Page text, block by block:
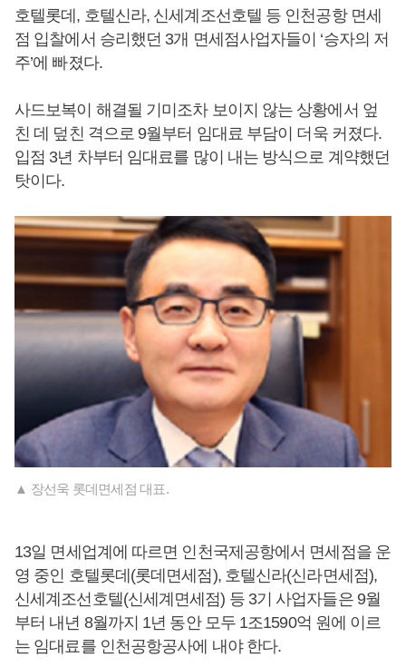
호텔롯데, 호텔신라, 신세계조선호텔 등 인천공항 면세
점 입찰에서 승리했던 3개 면세점사업자들이 ‘승자의 저
주’에 빠졌다.
사드보복이 해결될 기미조차 보이지 않는 상황에서 엎
친 데 덮친 격으로 9월부터 임대료 부담이 더욱 커졌다.
입점 3년 차부터 임대료를 많이 내는 방식으로 계약했던
탓이다.
▲ 장선욱 롯데면세점 대표.
13일 면세업계에 따르면 인천국제공항에서 면세점을 운
영 중인 호텔롯데(롯데면세점), 호텔신라(신라면세점),
신세계조선호텔(신세계면세점) 등 3기 사업자들은 9월
부터 내년 8월까지 1년 동안 모두 1조1590억 원에 이르
는 임대료를 인천공항공사에 내야 한다.